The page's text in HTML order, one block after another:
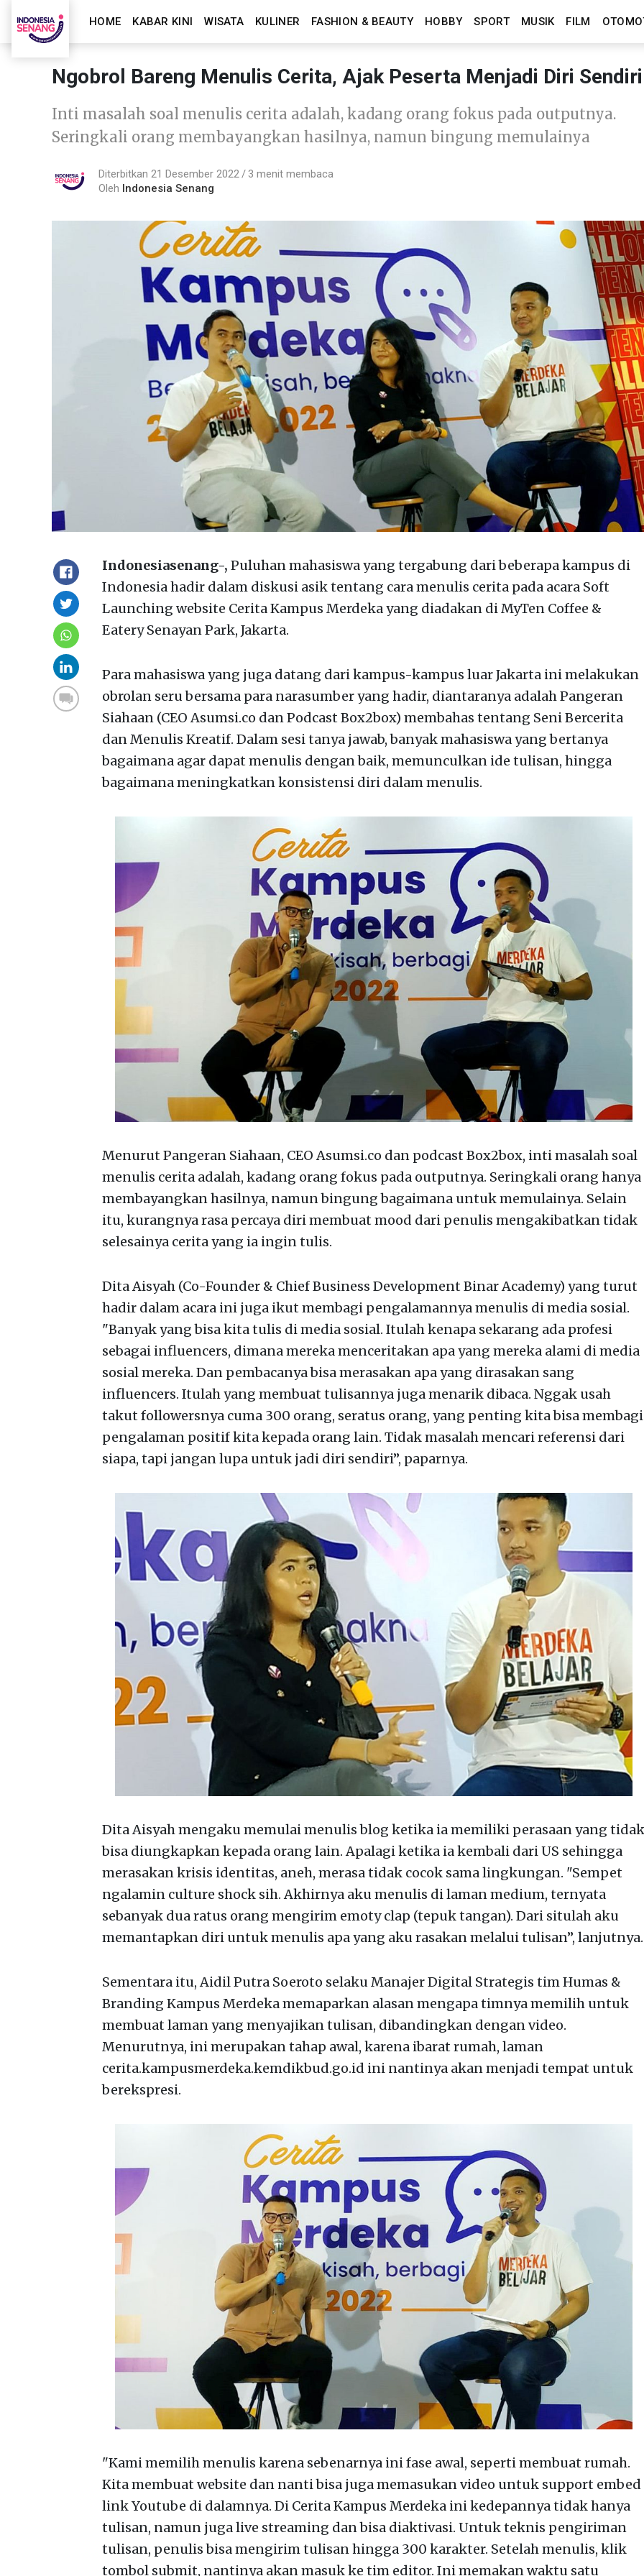
HOME KABAR KINI WISATA KULINER FASHION & BEAUTY HOBBY SPORT MUSIK FILM
Ngobrol Bareng Menulis Cerita, Ajak Peserta Menjadi Diri Sendiri
Inti masalah soal menulis cerita adalah, kadang orang fokus pada outputnya.
Seringkali orang membayangkan hasilnya, namun bingung memulainya
Diterbitkan 21 Desember 2022
3 menit membaca
Oleh Indonesia Senang
Indonesiasenang-, Puluhan mahasiswa yang tergabung dari beberapa kampus di
Indonesia hadir dalam diskusi asik tentang cara menulis cerita pada acara Soft
Launching website Cerita Kampus Merdeka yang diadakan di MyTen Coffee &
Eatery Senayan Park, Jakarta.
Para mahasiswa yang juga datang dari kampus-kampus luar Jakarta ini melakukan
obrolan seru bersama para narasumber yang hadir, diantaranya adalah Pangeran
Siahaan (CEO Asumsi.co dan Podcast Box2box) membahas tentang Seni Bercerita
dan Menulis Kreatif. Dalam sesi tanya jawab, banyak mahasiswa yang bertanya
bagaimana agar dapat menulis dengan baik, memunculkan ide tulisan, hingga
bagaimana meningkatkan konsistensi diri dalam menulis.
Menurut Pangeran Siahaan, CEO Asumsi.co dan podcast Box2box, inti masalah soal
menulis cerita adalah, kadang orang fokus pada outputnya. Seringkali orang hanya
membayangkan hasilnya, namun bingung bagaimana untuk memulainya. Selain
itu, kurangnya rasa percaya diri membuat mood dari penulis mengakibatkan tidak
selesainya cerita yang ia ingin tulis.
Dita Aisyah (Co-Founder & Chief Business Development Binar Academy) yang turut
hadir dalam acara ini juga ikut membagi pengalamannya menulis di media sosial.
"Banyak yang bisa kita tulis di media sosial. Itulah kenapa sekarang ada profesi
sebagai influencers, dimana mereka menceritakan apa yang mereka alami di media
sosial mereka. Dan pembacanya bisa merasakan apa yang dirasakan sang
influencers. Itulah yang membuat tulisannya juga menarik dibaca. Nggak usah
takut followersnya cuma 300 orang, seratus orang, yang penting kita bisa membagi
pengalaman positif kita kepada orang lain. Tidak masalah mencari referensi dari
siapa, tapi jangan lupa untuk jadi diri sendiri”, paparnya.
Dita Aisyah mengaku memulai menulis blog ketika ia memiliki perasaan yang tidak
bisa diungkapkan kepada orang lain. Apalagi ketika ia kembali dari US sehingga
merasakan krisis identitas, aneh, merasa tidak cocok sama lingkungan. "Sempet
ngalamin culture shock sih. Akhirnya aku menulis di laman medium, ternyata
sebanyak dua ratus orang mengirim emoty clap (tepuk tangan). Dari situlah aku
memantapkan diri untuk menulis apa yang aku rasakan melalui tulisan”, lanjutnya.
Sementara itu, Aidil Putra Soeroto selaku Manajer Digital Strategis tim Humas &
Branding Kampus Merdeka memaparkan alasan mengapa timnya memilih untuk
membuat laman yang menyajikan tulisan, dibandingkan dengan video.
Menurutnya, ini merupakan tahap awal, karena ibarat rumah, laman
cerita.kampusmerdeka.kemdikbud.go.id ini nantinya akan menjadi tempat untuk
berekspresi.
"Kami memilih menulis karena sebenarnya ini fase awal, seperti membuat rumah.
Kita membuat website dan nanti bisa juga memasukan video untuk support embed
link Youtube di dalamnya. Di Cerita Kampus Merdeka ini kedepannya tidak hanya
tulisan, namun juga live streaming dan bisa diaktivasi. Untuk teknis pengiriman
tulisan, penulis bisa mengirim tulisan hingga 300 karakter. Setelah menulis, klik
tombol submit, nantinya akan masuk ke tim editor. Ini memakan waktu satu